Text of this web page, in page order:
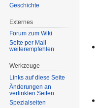
Geschichte
Externes
Forum zum Wiki
Seite per Mail
weiterempfehlen
Werkzeuge
Links auf diese Seite
Änderungen an
verlinkten Seiten
Spezialseiten